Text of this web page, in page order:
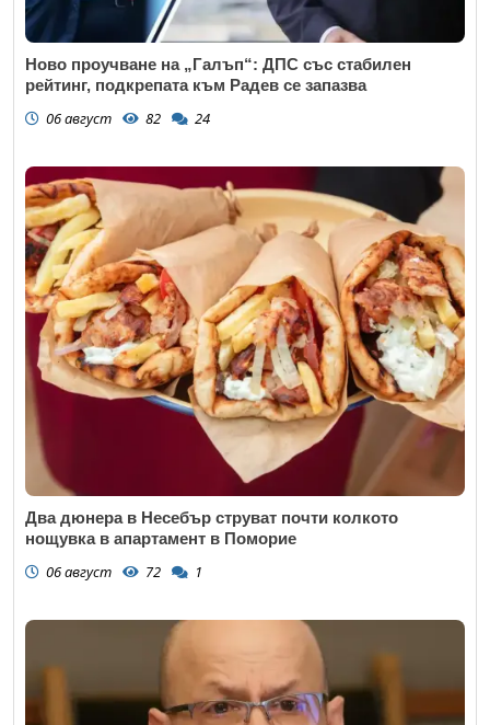
Ново проучване на „Галъп“: ДПС със стабилен
рейтинг, подкрепата към Радев се запазва
06 август 82 24
Два дюнера в Несебър струват почти колкото
нощувка в апартамент в Поморие
06 август 72 1